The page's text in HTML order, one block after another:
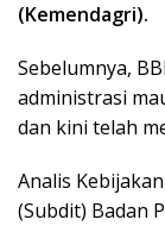
(Kemendagri).
Sebelumnya,
administrasi
dan kini telah
Analis
(Subdit) Badan